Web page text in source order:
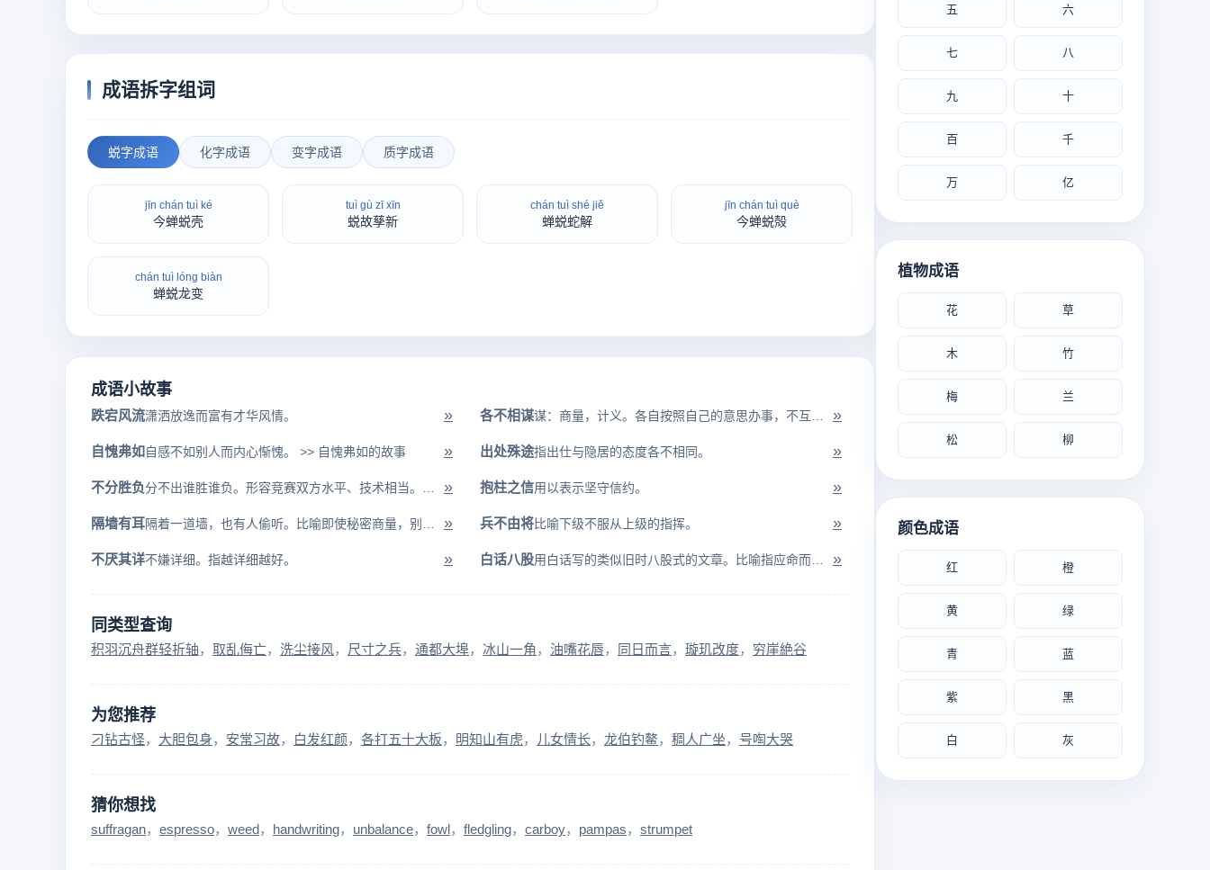
成语拆字组词
蜕字成语 化字成语 变字成语 质字成语
jīn chán tuì ké
今蝉蜕壳
tuì gù zī xīn
蜕故孳新
chán tuì shé jiě
蝉蜕蛇解
jīn chán tuì què
今蝉蜕殻
chán tuì lóng biàn
蝉蜕龙变
成语小故事
跌宕风流潇洒放逸而富有才华风情。 » 各不相谋 »
自愧弗如自感不如别人而内心惭愧。 >> 自愧弗如的故事 » 出处殊途指出仕与隐居的态度各不相同。 »
不分胜负 » 抱柱之信用以表示坚守信约。 »
隔墙有耳 » 兵不由将比喻下级不服从上级的指挥。 »
不厌其详不嫌详细。指越详细越好。 » 白话八股 »
同类型查询
积羽沉舟群轻折轴 取乱侮亡 洗尘接风 尺寸之兵 通都大埠 冰山一角 油嘴花唇 同日而言 璇玑改度 穷崖絶谷
为您推荐
刁钻古怪 大胆包身 安常习故 白发红颜 各打五十大板 明知山有虎 儿女情长 龙伯钓鳌 稠人广坐 号啕大哭
猜你想找
suffragan espresso weed handwriting unbalance fowl fledgling carboy pampas strumpet
五 六
七 八
九 十
百 千
万 亿
植物成语
花 草
木 竹
梅 兰
松 柳
颜色成语
红 橙
黄 绿
青 蓝
紫 黑
白 灰